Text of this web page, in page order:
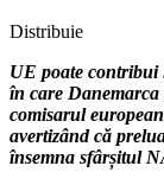
Distribuie
UE poate contribui
în care
comisarul
avertizând că
însemna sfârșitul